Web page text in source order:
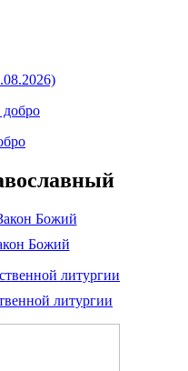
Божий
литургии